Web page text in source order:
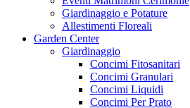
Giardinaggio e Potature
Allestimenti Floreali
Garden Center
Giardinaggio
Concimi Fitosanitari
Concimi Granulari
Concimi Liquidi
Concimi Per Prato